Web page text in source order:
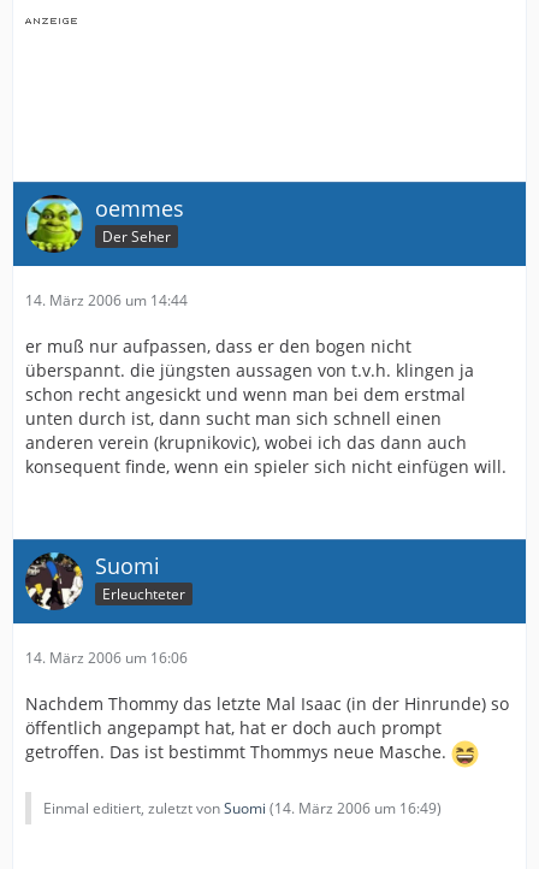
oemmes
Der Seher
14. März 2006 um 14:44
er muß nur aufpassen, dass er den bogen nicht
überspannt. die jüngsten aussagen von t.v.h. klingen ja
schon recht angesickt und wenn man bei dem erstmal
unten durch ist, dann sucht man sich schnell einen
anderen verein (krupnikovic), wobei ich das dann auch
konsequent finde, wenn ein spieler sich nicht einfügen will.
Suomi
Erleuchteter
14. März 2006 um 16:06
Nachdem Thommy das letzte Mal Isaac (in der Hinrunde) so
öffentlich angepampt hat, hat er doch auch prompt
getroffen. Das ist bestimmt Thommys neue Masche.
Einmal editiert, zuletzt vonSuomi (14. März 2006 um 16:49)